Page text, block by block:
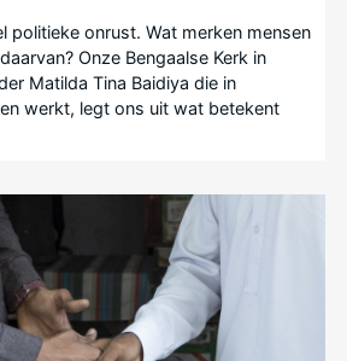
politieke onrust. Wat merken mensen
Onze Bengaalse Kerk in
Matilda Tina Baidiya die in
werkt, legt ons uit wat betekent